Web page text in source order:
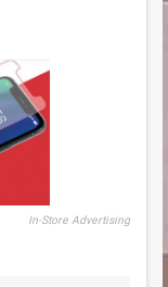
In-Store Advertising